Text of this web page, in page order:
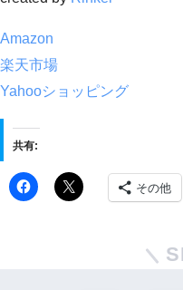
Amazon
楽天市場
Yahooショッピング
共有:
その他